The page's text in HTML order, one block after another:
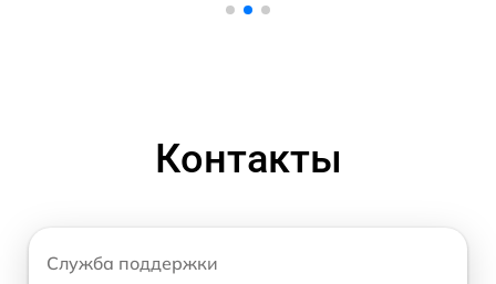
Контакты
Служба поддержки